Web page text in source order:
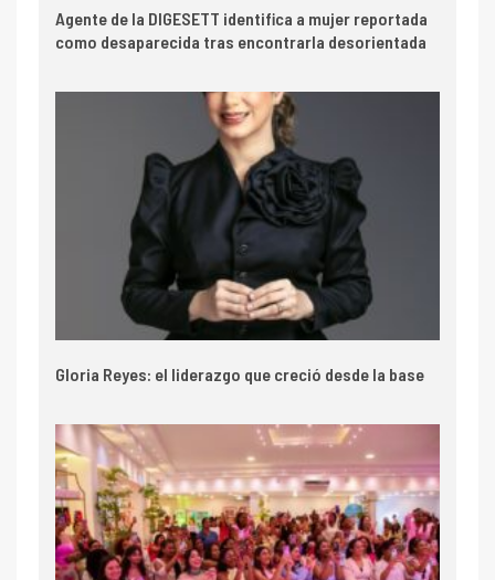
Agente de la DIGESETT identifica a mujer reportada
como desaparecida tras encontrarla desorientada
Gloria Reyes: el liderazgo que creció desde la base